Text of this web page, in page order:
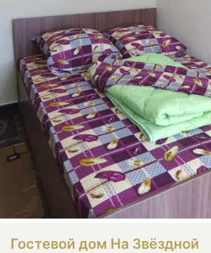
Гостевой дом На Звёздной